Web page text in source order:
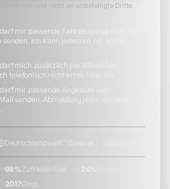
behandelt und nicht an unbeteiligte Dritte
mir passende Fahrzeugangebote und
Ich kann jederzeit mit STOP
mich zusätzlich per WhatsApp
telefonisch nicht erreichbar bin.
mir passende Angebote und
senden. Abmeldung jederzeit über den
Deutschlandweit
98% Zufriedenheit 24h
2017Gegr.